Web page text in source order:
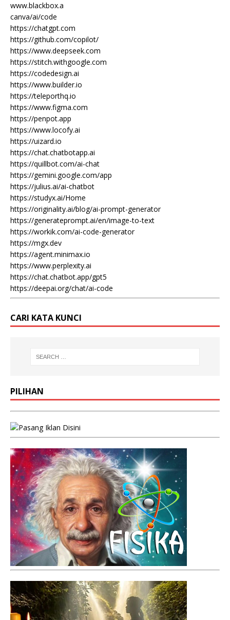
www.blackbox.a
canva/ai/code
https://chatgpt.com
https://github.com/copilot/
https://www.deepseek.com
https://stitch.withgoogle.com
https://codedesign.ai
https://www.builder.io
https://teleporthq.io
https://www.figma.com
https://penpot.app
https://www.locofy.ai
https://uizard.io
https://chat.chatbotapp.ai
https://quillbot.com/ai-chat
https://gemini.google.com/app
https://julius.ai/ai-chatbot
https://studyx.ai/Home
https://originality.ai/blog/ai-prompt-generator
https://generateprompt.ai/en/image-to-text
https://workik.com/ai-code-generator
https://mgx.dev
https://agent.minimax.io
https://www.perplexity.ai
https://chat.chatbot.app/gpt5
https://deepai.org/chat/ai-code
CARI KATA KUNCI
PILIHAN